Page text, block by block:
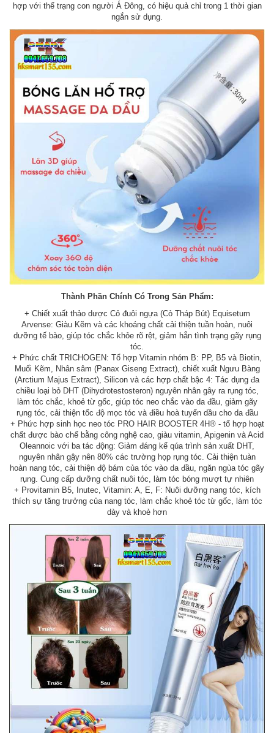
hợp với thể trạng con người Á Đông, có hiệu quả chỉ trong 1 thời gian
ngắn sử dụng.
Thành Phần Chính Có Trong Sản Phẩm:
+ Chiết xuất thảo dược Cỏ đuôi ngựa (Cỏ Tháp Bút) Equisetum
Arvense: Giàu Kẽm và các khoáng chất cải thiện tuần hoàn, nuôi
dưỡng tế bào, giúp tóc chắc khỏe rõ rệt, giảm hẳn tình trạng gãy rụng
tóc.
+ Phức chất TRICHOGEN: Tổ hợp Vitamin nhóm B: PP, B5 và Biotin,
Muối Kẽm, Nhân sâm (Panax Giseng Extract), chiết xuất Ngưu Bàng
(Arctium Majus Extract), Silicon và các hợp chất bậc 4: Tác dụng đa
chiều loại bỏ DHT (Dihydrotestosteron) nguyên nhân gây ra rụng tóc,
làm tóc chắc, khoẻ từ gốc, giúp tóc neo chắc vào da đầu, giảm gãy
rụng tóc, cải thiện tốc độ mọc tóc và điều hoà tuyến dầu cho da đầu
+ Phức hợp sinh học neo tóc PRO HAIR BOOSTER 4H® - tổ hợp hoạt
chất được bào chế bằng công nghệ cao, giàu vitamin, Apigenin và Acid
Oleannoic với ba tác động: Giảm đáng kể qúa trình sản xuất DHT,
nguyên nhân gậy nên 80% các trường họp rụng tóc. Cải thiện tuàn
hoàn nang tóc, cải thiện độ bám của tóc vào da đầu, ngăn ngùa tóc gãy
rụng. Cung cấp dưỡng chất nuôi tóc, làm tóc bóng mượt tự nhiên
+ Provitamin B5, Inutec, Vitamin: A, E, F: Nuôi dưỡng nang tóc, kích
thích sự tăng trưởng của nang tóc, làm chắc khoẻ tóc từ gốc, làm tóc
dày và khoẻ hơn